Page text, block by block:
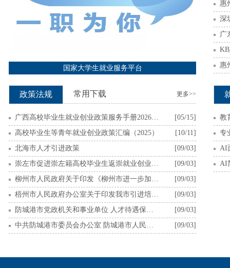
国家大学生就业服务平台
深
广
惠
政策法规 常用下载 更多>>
​广西高校毕业生就业创业政策服务手册2026年编印
[05/15]
​高校毕业生等青年就业创业政策汇编（2025）
[10/11]
​北海市人才引进政策
[09/03]
​崇左市促进崇左籍高校毕业生返崇就业创业若干措施
[09/03]
​柳州市人民政府关于印发《柳州市进一步加强新时代人才集聚 更大力度推动产业高质量发展的若干措施》的通知
[09/03]
​梧州市人民政府办公室关于印发我市引进培育 产业发展人才实施办法（修订）的通知
[09/03]
​防城港市党政机关和事业单位 人才待遇保障暂行办法
[09/03]
​中共防城港市委员会办公室 防城港市人民政府办公室 关于印发《防城港市产业发展创新创业人才 （团队）奖励暂行办法》《防城港市党政机关 和事业单位人才待遇保障暂行办法》的通知
[09/03]
教
AI
AI